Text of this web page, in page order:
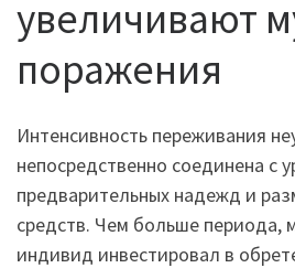
увеличивают
поражения
Интенсивность переживания
непосредственно соединена с
предварительных надежд и
средств. Чем больше периода,
индивид инвестировал в